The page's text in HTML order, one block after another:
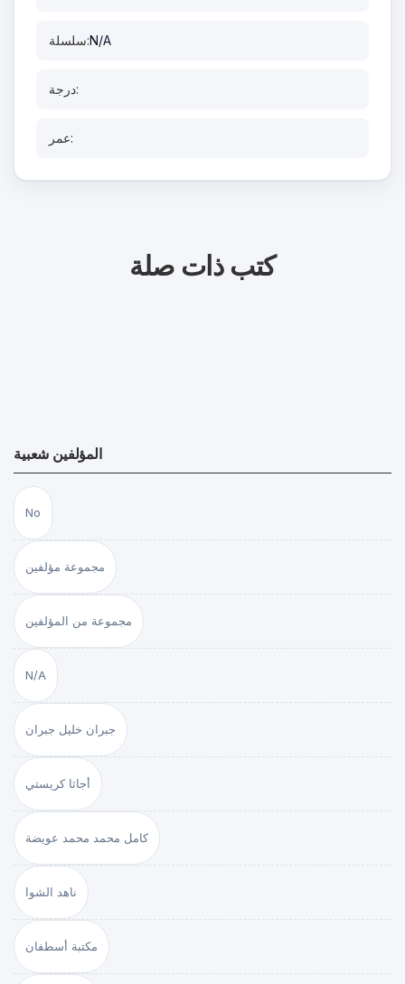
سلسلة:N/A
درجة:
عمر:
كتب ذات صلة
المؤلفين شعبية
No
مجموعة مؤلفين
مجموعة من المؤلفين
N/A
جبران خليل جبران
أجاثا كريستي
كامل محمد محمد عويضة
ناهد الشوا
مكتبة أسطفان